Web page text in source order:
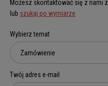
Możesz skontaktować się z nami
lub szukaj po wymiarze